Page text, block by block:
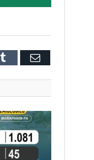
Tumblr Email